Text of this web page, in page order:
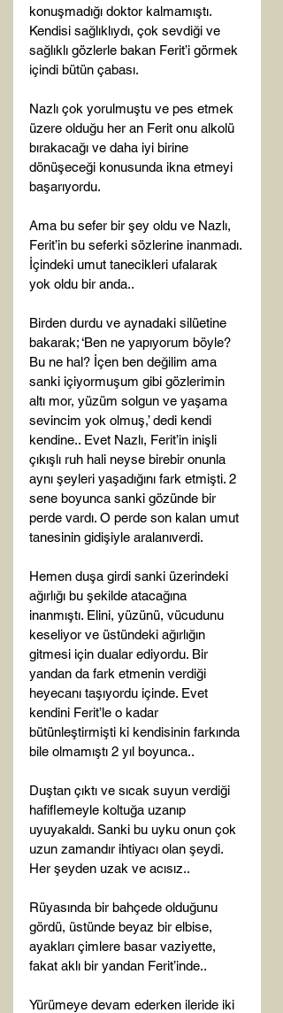
konuşmadığı doktor kalmamıştı.
Kendisi sağlıklıydı, çok sevdiği ve
sağlıklı gözlerle bakan Ferit’i görmek
içindi bütün çabası.
Nazlı çok yorulmuştu ve pes etmek
üzere olduğu her an Ferit onu alkolü
bırakacağı ve daha iyi birine
dönüşeceği konusunda ikna etmeyi
başarıyordu.
Ama bu sefer bir şey oldu ve Nazlı,
Ferit’in bu seferki sözlerine inanmadı.
İçindeki umut tanecikleri ufalarak
yok oldu bir anda..
Birden durdu ve aynadaki silüetine
bakarak; ‘Ben ne yapıyorum böyle?
Bu ne hal? İçen ben değilim ama
sanki içiyormuşum gibi gözlerimin
altı mor, yüzüm solgun ve yaşama
sevincim yok olmuş,’ dedi kendi
kendine.. Evet Nazlı, Ferit’in inişli
çıkışlı ruh hali neyse birebir onunla
aynı şeyleri yaşadığını fark etmişti. 2
sene boyunca sanki gözünde bir
perde vardı. O perde son kalan umut
tanesinin gidişiyle aralanıverdi.
Hemen duşa girdi sanki üzerindeki
ağırlığı bu şekilde atacağına
inanmıştı. Elini, yüzünü, vücudunu
keseliyor ve üstündeki ağırlığın
gitmesi için dualar ediyordu. Bir
yandan da fark etmenin verdiği
heyecanı taşıyordu içinde. Evet
kendini Ferit’le o kadar
bütünleştirmişti ki kendisinin farkında
bile olmamıştı 2 yıl boyunca..
Duştan çıktı ve sıcak suyun verdiği
hafiflemeyle koltuğa uzanıp
uyuyakaldı. Sanki bu uyku onun çok
uzun zamandır ihtiyacı olan şeydi.
Her şeyden uzak ve acısız..
Rüyasında bir bahçede olduğunu
gördü, üstünde beyaz bir elbise,
ayakları çimlere basar vaziyette,
fakat aklı bir yandan Ferit’inde..
Yürümeye devam ederken ileride iki